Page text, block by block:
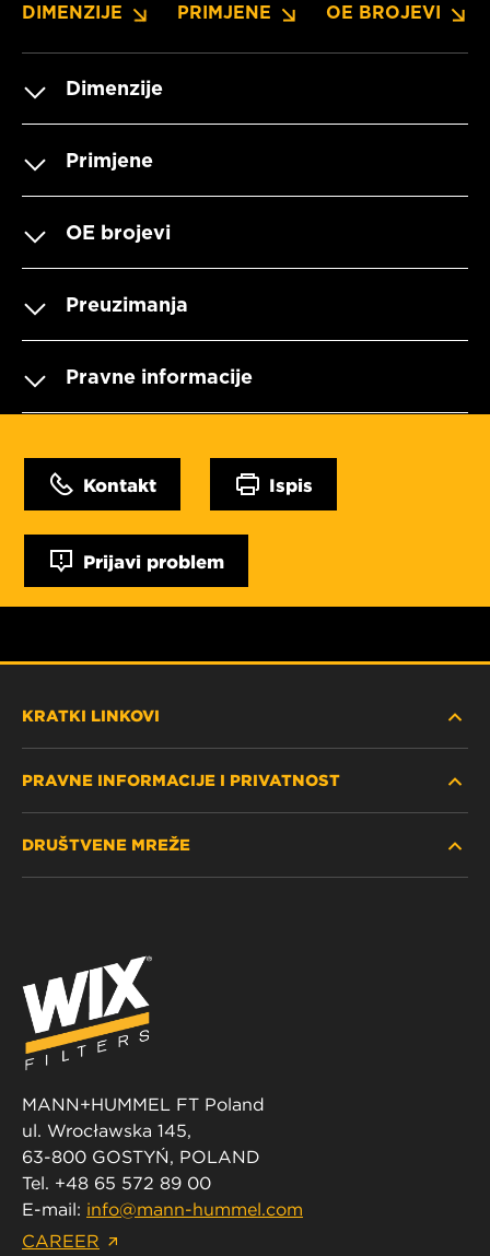
DIMENZIJE PRIMJENE OE BROJEVI
Dimenzije
Primjene
OE brojevi
Preuzimanja
Pravne informacije
Kontakt Ispis
Prijavi problem
KRATKI LINKOVI
GDJE KUPITI
KONTAKTIRAJTE NAS
PRAVNE INFORMACIJE I PRIVATNOST
IMPRESSUM
DRUŠTVENE MREŽE
YouTube
MANN+HUMMEL FT Poland
ul. Wrocławska 145,
63-800 GOSTYŃ, POLAND
Tel. +48 65 572 89 00
E-mail: info@mann-hummel.com
CAREER